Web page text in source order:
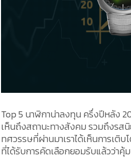
Top 5 นาฬิกาน่าลงทุน ครึ่งปีหลัง
เห็นถึงสถานะทางสังคม รวมถึงรส
ทศวรรษที่ผ่านมาเราได้เห็นการเติบ
ที่ได้รับการคัดเลือกยอมรับแล้วว่าคุ้